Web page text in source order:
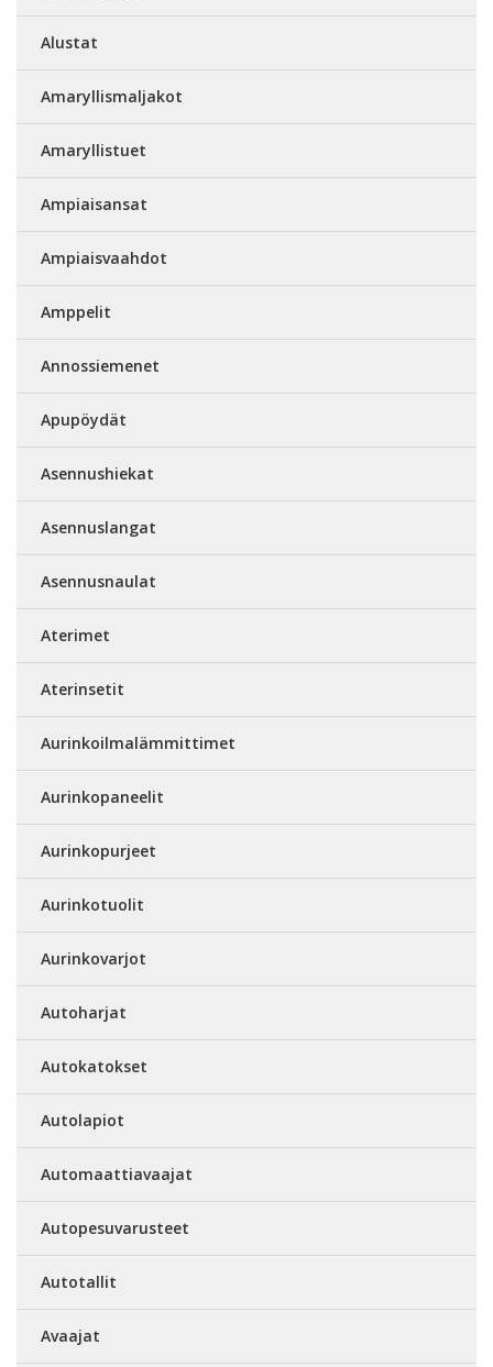
Alustat
Amaryllismaljakot
Amaryllistuet
Ampiaisansat
Ampiaisvaahdot
Amppelit
Annossiemenet
Apupöydät
Asennushiekat
Asennuslangat
Asennusnaulat
Aterimet
Aterinsetit
Aurinkoilmalämmittimet
Aurinkopaneelit
Aurinkopurjeet
Aurinkotuolit
Aurinkovarjot
Autoharjat
Autokatokset
Autolapiot
Automaattiavaajat
Autopesuvarusteet
Autotallit
Avaajat